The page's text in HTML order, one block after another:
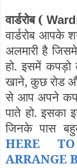
वार्डरोब (
वार्डरोब आपके
अलमारी है
हो. इसमें
खाने, कुछ रोड
से आप अपने
पाते हो. इसका
जिनके पास
HERE
ARRANGE